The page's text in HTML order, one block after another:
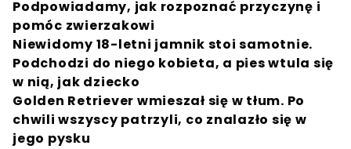
Podpowiadamy, jak rozpoznać przyczynę i
pomóc zwierzakowi
Niewidomy 18-letni jamnik stoi samotnie.
Podchodzi do niego kobieta, a pies wtula się
w nią, jak dziecko
Golden Retriever wmieszał się w tłum. Po
chwili wszyscy patrzyli, co znalazło się w
jego pysku